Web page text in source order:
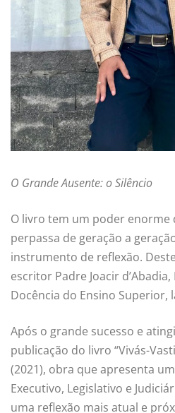
O Grande Ausente: o Silêncio
O livro tem um poder enorme
perpassa de geração a
instrumento de reflexão.
escritor Padre Joacir
Docência do Ensino Superior,
Após o grande sucesso e
publicação do livro “Vivás-
(2021), obra que apresenta
Executivo, Legislativo e
uma reflexão mais atual e